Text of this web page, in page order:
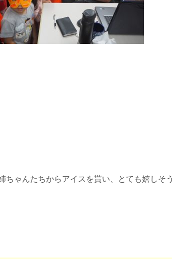
ちゃんたちからアイスを貰い、とても嬉しそ